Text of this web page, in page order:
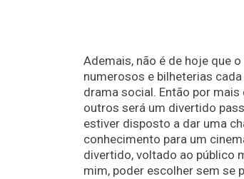
Ademais, não é de hoje que
numerosos e bilheterias
drama social. Então por
outros será um divertido
estiver disposto a dar uma
conhecimento para um
divertido, voltado ao público
mim, poder escolher sem se